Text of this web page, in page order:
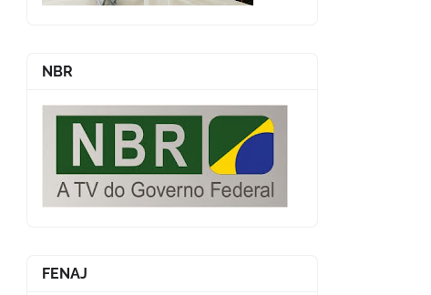
NBR
FENAJ